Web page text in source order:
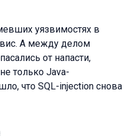
уязвимостях в
А между делом
от напасти,
только Java-
что SQL-injection снова